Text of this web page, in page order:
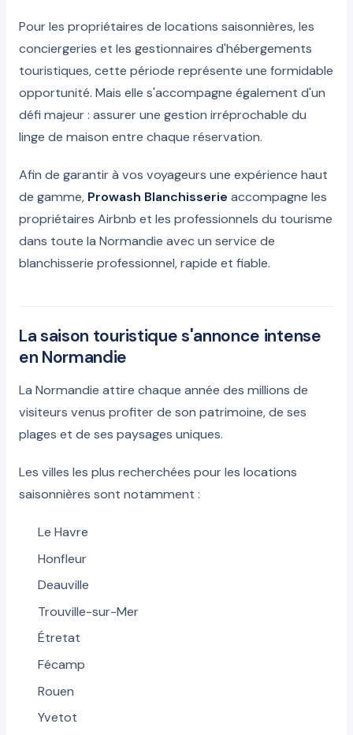
Pour les propriétaires de locations saisonnières, les
conciergeries et les gestionnaires d'hébergements
touristiques, cette période représente une formidable
opportunité. Mais elle s'accompagne également d'un
défi majeur : assurer une gestion irréprochable du
linge de maison entre chaque réservation.
Afin de garantir à vos voyageurs une expérience haut
de gamme, Prowash Blanchisserie accompagne les
propriétaires Airbnb et les professionnels du tourisme
dans toute la Normandie avec un service de
blanchisserie professionnel, rapide et fiable.
La saison touristique s'annonce intense
en Normandie
La Normandie attire chaque année des millions de
visiteurs venus profiter de son patrimoine, de ses
plages et de ses paysages uniques.
Les villes les plus recherchées pour les locations
saisonnières sont notamment :
Le Havre
Honfleur
Deauville
Trouville-sur-Mer
Étretat
Fécamp
Rouen
Yvetot